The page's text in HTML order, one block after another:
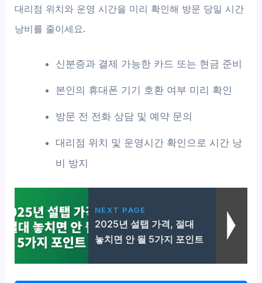
대리점 위치와 운영 시간을 미리 확인해 방문 당일 시간
낭비를 줄이세요.
신분증과 결제 가능한 카드 또는 현금 준비
본인의 휴대폰 기기 호환 여부 미리 확인
방문 전 전화 상담 및 예약 문의
대리점 위치 및 운영시간 확인으로 시간 낭
비 방지
NEXT PAGE
2025년 설탭 가격, 절대
놓치면 안 될 5가지 포인트